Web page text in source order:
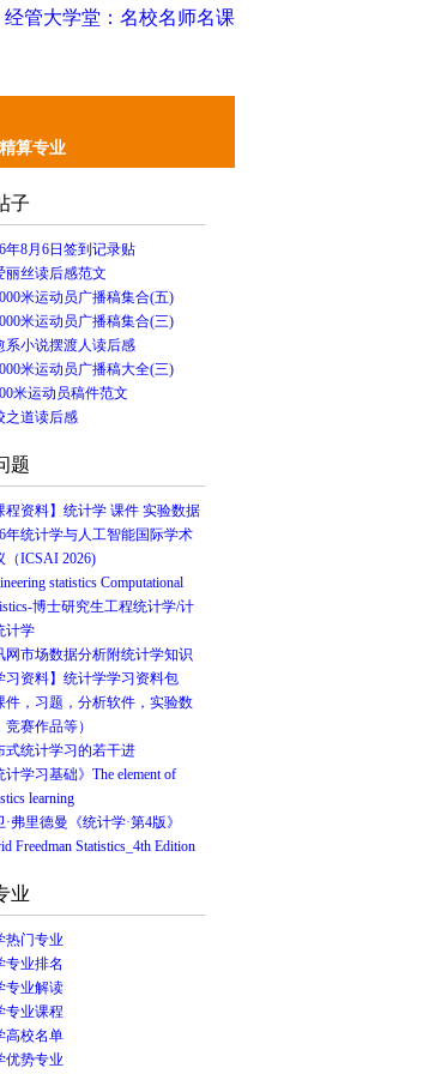
经管大学堂：名校名师名课
算专业
子
年8月6日签到记录贴
丽丝读后感范文
米运动员广播稿集合(五)
米运动员广播稿集合(三)
系小说摆渡人读后感
米运动员广播稿大全(三)
米运动员稿件范文
之道读后感
题
程资料】统计学 课件 实验数据
年统计学与人工智能国际学术
（ICSAI 2026)
statistics Computational
博士研究生工程统计学/计
计学
网市场数据分析附统计学知识
习资料】统计学学习资料包
件，习题，分析软件，实验数
竞赛作品等）
式统计学习的若干进
计学习基础》The element of
learning
·弗里德曼《统计学·第4版》
Freedman Statistics_4th Edition
业
热门专业
专业排名
专业解读
专业课程
高校名单
优势专业